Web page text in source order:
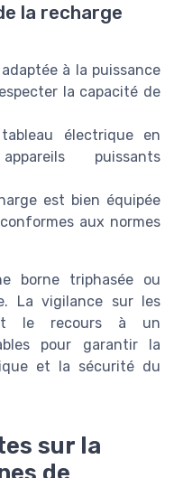
la recharge
à la puissance
la capacité de
électrique en
puissants
est bien équipée
aux normes
borne triphasée ou
La vigilance sur les
le recours à un
pour garantir la
et la sécurité du
sur la
de